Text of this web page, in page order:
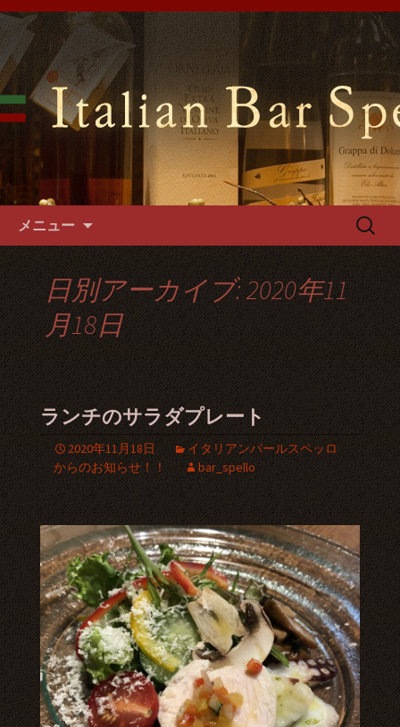
難波千日前のイタリアンバール
スペッロで貸切パーティーを
難波千日前の「イタリアンバールスペ
ッロ」はイタリアの郷土料理や手づく
るパスタやフォカッチャをご用意。1
階～3階席とございますので貸切パー
ティーでご利用可能です。
メニュー
検
日別アーカイブ: 2020年11
月18日
ランチのサラダプレート
2020年11月18日
イタリアンバールスペッロ
からのお知らせ！！
bar_spello